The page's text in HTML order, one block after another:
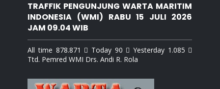
TRAFFIK PENGUNJUNG WARTA MARITIM
INDONESIA (WMI) RABU 15 JULI 2026
JAM 09.04 WIB
All time 878.871  Today 90  Yesterday 1.085 
Ttd. Pemred WMI Drs. Andi R. Rola